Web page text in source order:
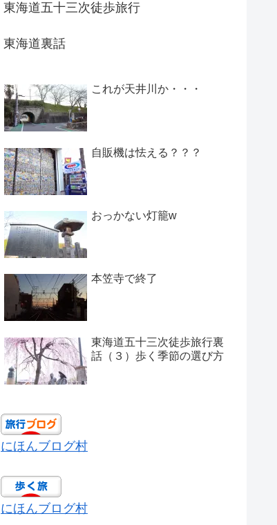
東海道五十三次徒歩旅行
東海道裏話
これが天井川か・・・
自販機は怯える？？？
おっかない灯籠w
本笠寺で終了
東海道五十三次徒歩旅行裏
話（３）歩く季節の選び方
にほんブログ村
にほんブログ村